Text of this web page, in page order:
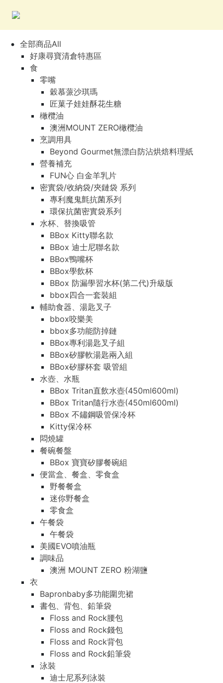
全部商品All
好康尋寶清倉特惠區
食
零嘴
穀慕蒎沙琪瑪
匠菓子娃娃酥花生糖
橄欖油
澳洲MOUNT ZERO橄欖油
烹調用具
Beyond Gourmet無漂白防沾烘焙料理紙
營養補充
FUN心 白金羊乳片
密實袋/收納袋/夾鏈袋 系列
專利魔鬼氈抗菌系列
環保抗菌密實袋系列
水杯、替換吸管
BBox Kitty聯名款
BBox 迪士尼聯名款
BBox鴨嘴杯
BBox學飲杯
BBox 防漏學習水杯(第二代)升級版
bbox四合一套裝組
輔助食器、湯匙叉子
bbox咬樂美
bbox多功能防掉鏈
BBox專利湯匙叉子組
BBox矽膠軟湯匙兩入組
BBox矽膠杯套 吸管組
水壺、水瓶
BBox Tritan直飲水壺(450ml600ml)
BBox Tritan隨行水壺(450ml600ml)
BBox 不鏽鋼吸管保冷杯
Kitty保冷杯
悶燒罐
餐碗餐盤
BBox 寶寶矽膠餐碗組
便當盒、餐盒、零食盒
野餐餐盒
迷你野餐盒
零食盒
午餐袋
午餐袋
美國EVO噴油瓶
調味品
澳洲 MOUNT ZERO 粉湖鹽
衣
Bapronbaby多功能圍兜裙
書包、背包、鉛筆袋
Floss and Rock腰包
Floss and Rock錢包
Floss and Rock背包
Floss and Rock鉛筆袋
泳裝
迪士尼系列泳裝